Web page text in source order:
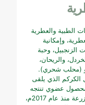
الطبية والعطرية
وإمكانية
الزنجبيل، وحبة
والريحان،
و (محلب شحري).
الكركم الذي يلقى
محصول عضوي تنتجه
بما يقارب ٥٠ طنًّا سنويًا، وبدأت زراعته بالمزرعة منذ عام 2017م،